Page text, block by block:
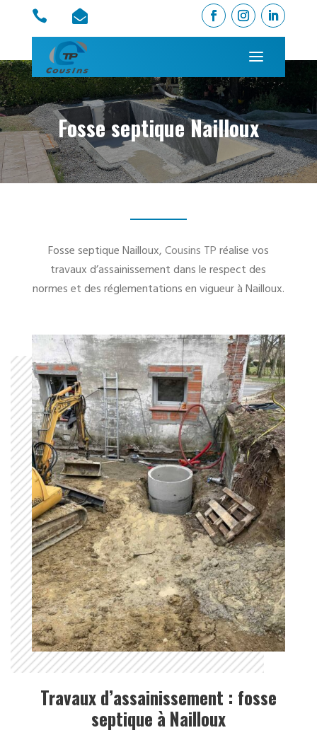
 
Fosse septique Nailloux
Fosse septique Nailloux,Cousins TPréalise vos
travaux d’assainissement dans le respect des
normes et des réglementations en vigueur à Nailloux.
Travaux d’assainissement : fosse
septique à Nailloux